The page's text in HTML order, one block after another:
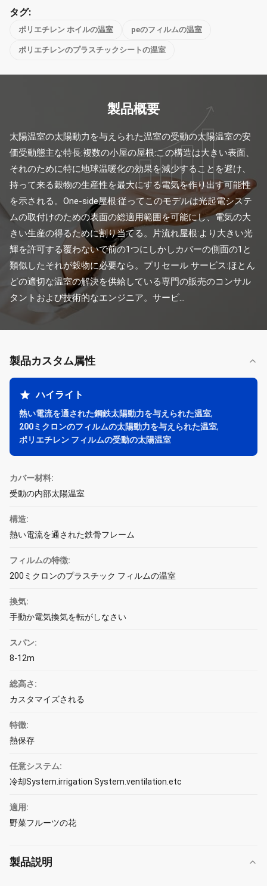
タグ:
ポリエチレン ホイルの温室 peのフィルムの温室
ポリエチレンのプラスチックシートの温室
製品概要
太陽温室の太陽動力を与えられた温室の受動の太陽温室の安
価受動態主な特長:複数の小屋の屋根:この構造は大きい表面、
それのために特に地球温暖化の効果を減少することを避け、
持って来る穀物の生産性を最大にする電気を作り出す可能性
を示される。One-side屋根:従ってこのモデルは光起電システ
ムの取付けのための表面の総適用範囲を可能にし、電気の大
きい生産の得るために割り当てる。片流れ屋根:より大きい光
輝を許可する覆わないで前の1つにしかしカバーの側面の1と
類似したそれが穀物に必要なら。プリセール サービス:ほとん
どの適切な温室の解決を供給している専門の販売のコンサル
タントおよび技術的なエンジニア。サービ...
製品カスタム属性
ハイライト
熱い電流を通された鋼鉄太陽動力を与えられた温室,
200ミクロンのフィルムの太陽動力を与えられた温室,
ポリエチレン フィルムの受動の太陽温室
カバー材料:
受動の内部太陽温室
構造:
熱い電流を通された鉄骨フレーム
フィルムの特徴:
200ミクロンのプラスチック フィルムの温室
換気:
手動か電気換気を転がしなさい
スパン:
8-12m
総高さ:
カスタマイズされる
特徴:
熱保存
任意システム:
冷却System.irrigation System.ventilation.etc
適用:
野菜フルーツの花
製品説明